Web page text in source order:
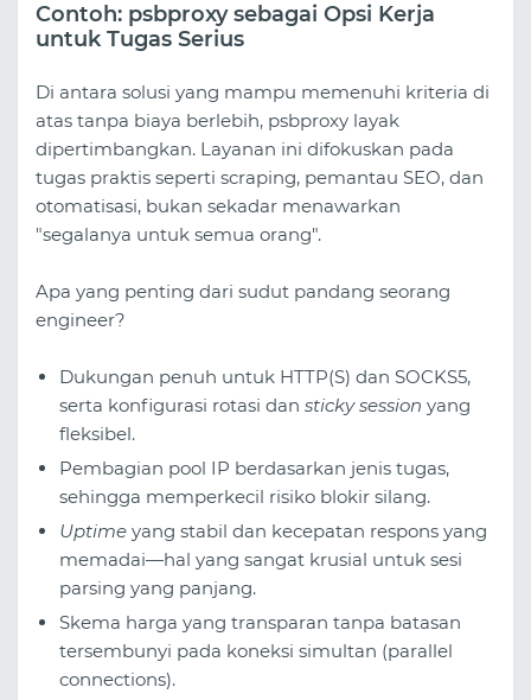
Contoh: psbproxy sebagai Opsi Kerja
untuk Tugas Serius
Di antara solusi yang mampu memenuhi kriteria di
atas tanpa biaya berlebih, psbproxy layak
dipertimbangkan. Layanan ini difokuskan pada
tugas praktis seperti scraping, pemantau SEO, dan
otomatisasi, bukan sekadar menawarkan
"segalanya untuk semua orang".
Apa yang penting dari sudut pandang seorang
engineer?
Dukungan penuh untuk HTTP(S) dan SOCKS5,
serta konfigurasi rotasi dan sticky session yang
fleksibel.
Pembagian pool IP berdasarkan jenis tugas,
sehingga memperkecil risiko blokir silang.
Uptime yang stabil dan kecepatan respons yang
memadai—hal yang sangat krusial untuk sesi
parsing yang panjang.
Skema harga yang transparan tanpa batasan
tersembunyi pada koneksi simultan (parallel
connections).